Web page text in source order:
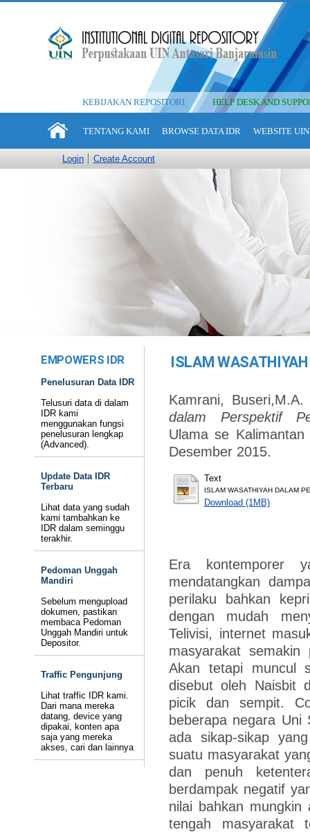
KEBIJAKAN REPOSITORI HELP DESK AND
TENTANG KAMI BROWSE DATA IDR WEBSITE
Login Create Account
EMPOWERS IDR
Penelusuran Data IDR
Telusuri data di dalam
IDR kami
menggunakan fungsi
penelusuran lengkap
(Advanced).
Update Data IDR
Terbaru
Lihat data yang sudah
kami tambahkan ke
IDR dalam seminggu
terakhir.
Pedoman Unggah
Mandiri
Sebelum mengupload
dokumen, pastikan
membaca Pedoman
Unggah Mandiri untuk
Depositor.
Traffic Pengunjung
Lihat traffic IDR kami.
Dari mana mereka
datang, device yang
dipakai, konten apa
saja yang mereka
akses, cari dan lainnya
ISLAM
Kamrani,
dalam Perspektif
Ulama se
Desember 2015.
Text
ISLAM WASATHIYAH DALAM
Download (1MB)
Era kontemporer
mendatangkan
perilaku bahkan
dengan mudah
Telivisi, internet
masyarakat
Akan tetapi muncul
disebut oleh Naisbit
picik dan sempit.
beberapa negara
ada sikap-sikap
suatu masyarakat
dan penuh
berdampak negatif
nilai bahkan
tengah masyarakat